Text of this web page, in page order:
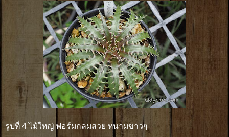
รูปที่ 4 ไม้ใหญ่ ฟอร์มกลมสวย หนามขาวๆ